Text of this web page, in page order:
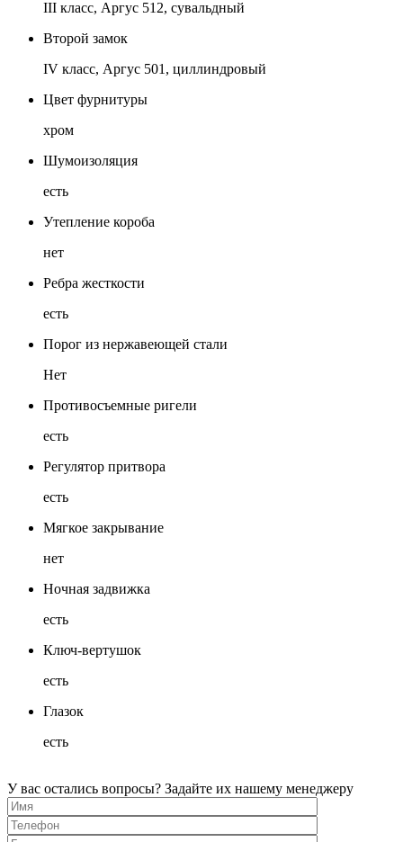
III класс, Аргус 512, сувальдный
Второй замок
IV класс, Аргус 501, циллиндровый
Цвет фурнитуры
хром
Шумоизоляция
есть
Утепление короба
нет
Ребра жесткости
есть
Порог из нержавеющей стали
Нет
Противосъемные ригели
есть
Регулятор притвора
есть
Мягкое закрывание
нет
Ночная задвижка
есть
Ключ-вертушок
есть
Глазок
есть
У вас остались вопросы? Задайте их нашему менеджеру